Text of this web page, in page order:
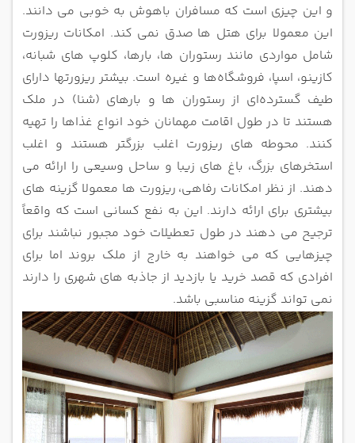
و این چیزی است که مسافران باهوش به خوبی می دانند.
این معمولا برای هتل ها صدق نمی کند. امکانات ریزورت
شامل مواردی مانند رستوران‌ ها، بارها، کلوپ‌ های شبانه،
کازینو، اسپا، فروشگاه‌ها و غیره است. بیشتر ریزورتها دارای
طیف گسترده‌ای از رستوران‌ ها و بارهای (شنا) در ملک
هستند تا در طول اقامت مهمانان خود انواع غذاها را تهیه
کنند. محوطه های ریزورت اغلب بزرگتر هستند و اغلب
استخرهای بزرگ، باغ های زیبا و ساحل وسیعی را ارائه می
دهند. از نظر امکانات رفاهی، ریزورت ها معمولا گزینه های
بیشتری برای ارائه دارند. این به نفع کسانی است که واقعاً
ترجیح می دهند در طول تعطیلات خود مجبور نباشند برای
چیزهایی که می خواهند به خارج از ملک بروند اما برای
افرادی که قصد خرید یا بازدید از جاذبه های شهری را دارند
نمی تواند گزینه مناسبی باشد.